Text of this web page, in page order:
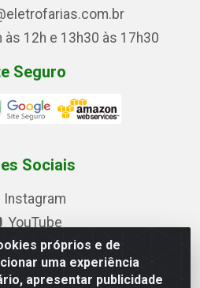
próprios e de
uma experiência
apresentar publicidade
às 12h e 13h30 às 17h30
Seguro
Sociais
Instagram
YouTube
Pagamento